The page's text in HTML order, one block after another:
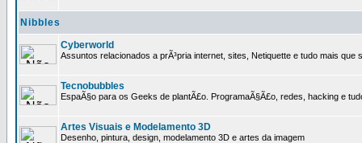
Nibbles
Cyberworld
Assuntos relacionados a prÃ³pria internet, sites, Netiquette e tudo mais que
Tecnobubbles
EspaÃ§o para os Geeks de plantÃ£o. ProgramaÃ§Ã£o, redes, hacking e
Artes Visuais e Modelamento 3D
Desenho, pintura, design, modelamento 3D e artes da imagem